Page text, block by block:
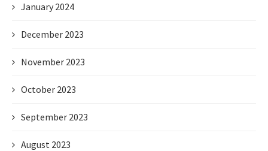
January 2024
December 2023
November 2023
October 2023
September 2023
August 2023